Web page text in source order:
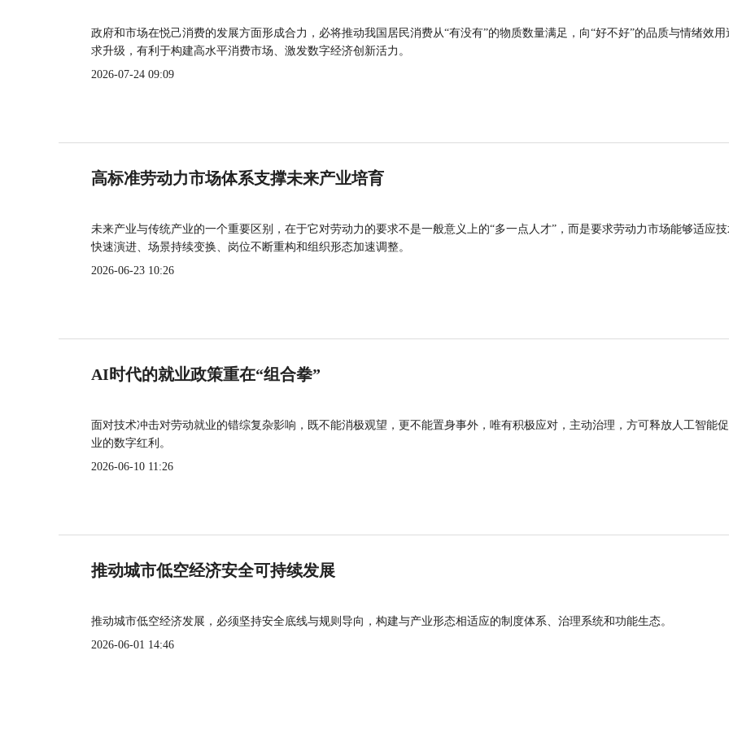
政府和市场在悦己消费的发展方面形成合力，必将推动我国居民消费从“有没有”的物质数量满足，向“好不好”的品质与情绪效用
求升级，有利于构建高水平消费市场、激发数字经济创新活力。
2026-07-24 09:09
高标准劳动力市场体系支撑未来产业培育
未来产业与传统产业的一个重要区别，在于它对劳动力的要求不是一般意义上的“多一点人才”，而是要求劳动力市场能够适应
快速演进、场景持续变换、岗位不断重构和组织形态加速调整。
2026-06-23 10:26
AI时代的就业政策重在“组合拳”
面对技术冲击对劳动就业的错综复杂影响，既不能消极观望，更不能置身事外，唯有积极应对，主动治理，方可释放人工智能
业的数字红利。
2026-06-10 11:26
推动城市低空经济安全可持续发展
推动城市低空经济发展，必须坚持安全底线与规则导向，构建与产业形态相适应的制度体系、治理系统和功能生态。
2026-06-01 14:46